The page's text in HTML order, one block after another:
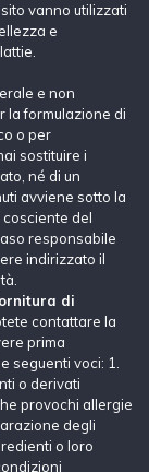
vanno utilizzati
e
e non
la formulazione di
o per
sostituire i
né di un
avviene sotto la
del
responsabile
indirizzato il
di
contattare la
prima
seguenti voci: 1.
o derivati
provochi allergie
degli
o loro